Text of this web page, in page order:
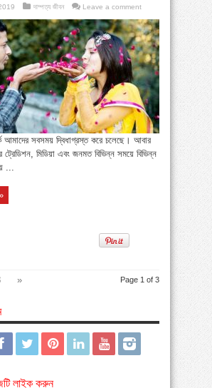
দাম্পত্য জীবন Leave a comment
আমাদের সবসময় দ্বিধাগ্রস্ত করে চলেছে। আবার
মিডিয়া এবং জনমত বিভিন্ন সময়ে বিভিন্ন
...
Page 1 of 3
»
লাইক করুন